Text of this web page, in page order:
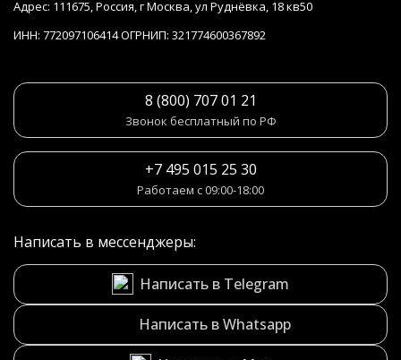
Адрес: 111675, Россия, г Москва, ул Руднёвка, 18 кв50
ИНН: 772097106414 ОГРНИП: 321774600367892
8 (800) 707 01 21
Звонок бесплатный по РФ
+7 495 015 25 30
Работаем с 09:00-18:00
Написать в мессенджеры:
Написать в Telegram
Написать в Whatsapp